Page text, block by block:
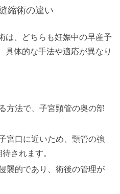
縮術の違い
は、どちらも妊娠中の早産予
具体的な手法や適応が異なり
方法で、子宮頸管の奥の部
宮口に近いため、頸管の強
されます。
襲的であり、術後の管理が